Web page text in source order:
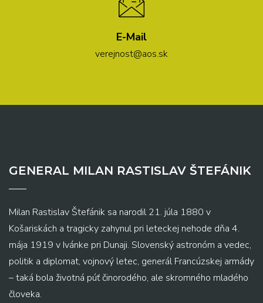
E-Mail
verejnost@aos.sk
GENERAL MILAN RASTISLAV ŠTEFÁNIK
Milan Rastislav Štefánik sa narodil 21. júla 1880 v
Košariskách a tragicky zahynul pri leteckej nehode dňa 4.
mája 1919 v Ivánke pri Dunaji. Slovenský astronóm a vedec,
politik a diplomat, vojnový letec, generál Francúzskej armády
– taká bola životná púť činorodého, ale skromného mladého
človeka.